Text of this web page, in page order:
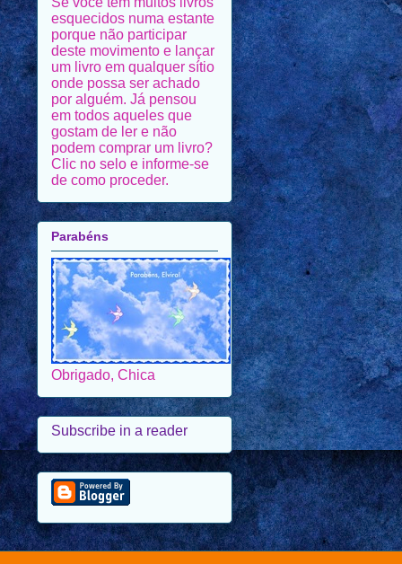
deste movimento e lançar
um livro em qualquer sítio
onde possa ser achado
por alguém. Já pensou
em todos aqueles que
gostam de ler e não
podem comprar um livro?
Clic no selo e informe-se
de como proceder.
Obrigado, Chica